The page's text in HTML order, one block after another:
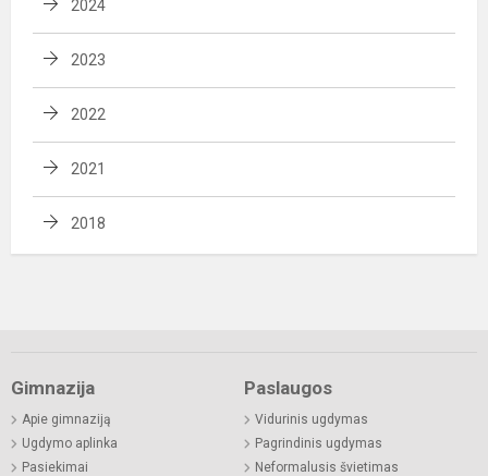
2024
2023
2022
2021
2018
Gimnazija
Apie gimnaziją
Ugdymo aplinka
Pasiekimai
Paslaugos
Vidurinis ugdymas
Pagrindinis ugdymas
Neformalusis švietimas